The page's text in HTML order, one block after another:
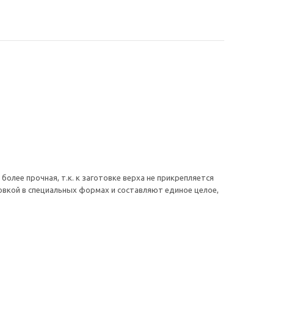
прочная, т.к. к заготовке верха не прикрепляется
в специальных формах и составляют единое целое,